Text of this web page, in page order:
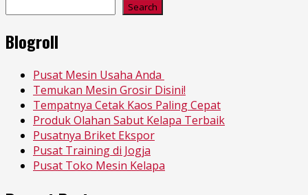
Search
Blogroll
Pusat Mesin Usaha Anda
Temukan Mesin Grosir Disini!
Tempatnya Cetak Kaos Paling Cepat
Produk Olahan Sabut Kelapa Terbaik
Pusatnya Briket Ekspor
Pusat Training di Jogja
Pusat Toko Mesin Kelapa